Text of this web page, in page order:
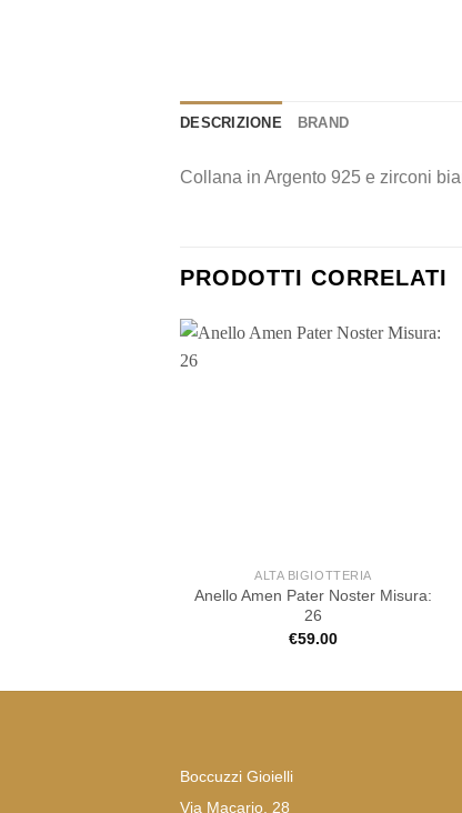
DESCRIZIONE BRAND
Collana in Argento 925 e zirconi
PRODOTTI CORRELATI
ALTA BIGIOTTERIA
Anello Amen Pater Noster Misura:
26
€59.00
Boccuzzi Gioielli
Via Macario, 28